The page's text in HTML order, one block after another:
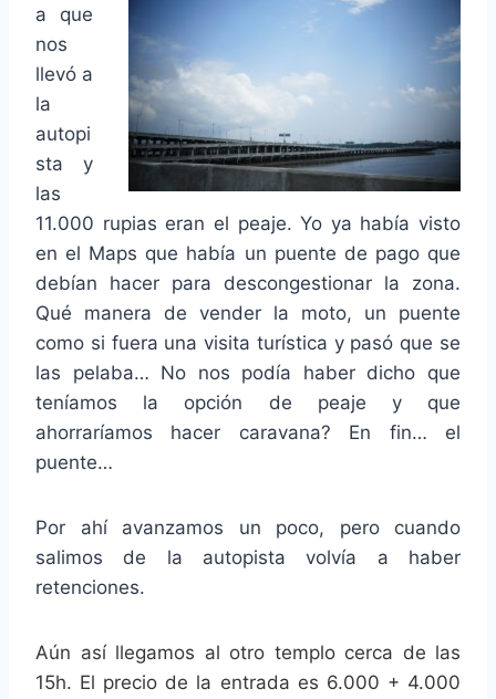
a que
nos
llevó a
la
autopi
sta y
las
11.000 rupias eran el peaje. Yo ya había visto
en el Maps que había un puente de pago que
debían hacer para descongestionar la zona.
Qué manera de vender la moto, un puente
como si fuera una visita turística y pasó que se
las pelaba… No nos podía haber dicho que
teníamos la opción de peaje y que
ahorraríamos hacer caravana? En fin… el
puente…
Por ahí avanzamos un poco, pero cuando
salimos de la autopista volvía a haber
retenciones.
Aún así llegamos al otro templo cerca de las
15h. El precio de la entrada es 6.000 + 4.000